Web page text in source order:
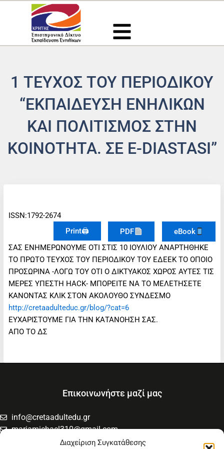
Διαχείριση Συγκατάθεσης
Μετάβαση
περιεχόμενο
1 ΤΕΥΧΟΣ ΤΟΥ ΠΕΡΙΟΔΙΚΟΥ
“ΕΚΠΑΙΔΕΥΣΗ ΕΝΗΛΙΚΩΝ
ΚΑΙ ΠΟΛΙΤΙΣΜΟΣ ΣΤΗΝ
ΚΟΙΝΟΤΗΤΑ. ΣΕ Ε-DIASTASI”
ISSN:1792-2674
Print🖨
PDF
eBook
ΣΑΣ ΕΝΗΜΕΡΩΝΟΥΜΕ ΟΤΙ ΣΤΙΣ 10 ΙΟΥΛΙΟΥ ΑΝΑΡΤΗΘΗΚΕ
ΤΟ ΠΡΩΤΟ ΤΕΥΧΟΣ ΤΟΥ ΠΕΡΙΟΔΙΚΟΥ ΤΟΥ ΕΔΕΕΚ ΤΟ ΟΠΟΙΟ
ΠΡΟΣΩΡΙΝΑ -ΛΟΓΩ ΤΟΥ ΟΤΙ Ο ΔΙΚΤΥΑΚΟΣ ΧΩΡΟΣ ΑΥΤΕΣ ΤΙΣ
ΜΕΡΕΣ ΥΠΕΣΤH HACK- ΜΠΟΡΕΙΤΕ ΝΑ ΤΟ ΜΕΛΕΤΗΣΕΤΕ
ΚΑΝΟΝΤΑΣ ΚΛΙΚ ΣΤΟΝ ΑΚΟΛΟΥΘΟ ΣΥΝΔΕΣΜΟ
http://cretaadulteduc.gr/blog/?cat=6
ΕΥΧΑΡΙΣΤΟΥΜΕ ΓΙΑ ΤΗΝ ΚΑΤΑΝΟΗΣΗ ΣΑΣ.
ΑΠΟ ΤΟ ΔΣ
Επικοινωνήστε μαζί μας
info@cretaadultedu.gr
mariamichael310@gmail.com